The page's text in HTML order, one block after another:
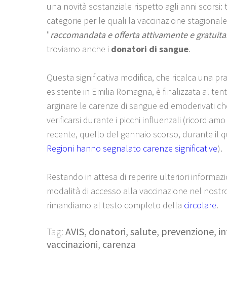
una novità sostanziale rispetto agli anni scorsi:
categorie per le quali la vaccinazione
"raccomandata e offerta attivamente e
troviamo anche i donatori di sangue.
Questa significativa modifica, che ricalca una
esistente in Emilia Romagna, è finalizzata al
arginare le carenze di sangue ed emoderivati
verificarsi durante i picchi influenzali
recente, quello del gennaio scorso, durante il
Regioni hanno segnalato carenze significative).
Restando in attesa di reperire ulteriori
modalità di accesso alla vaccinazione nel
rimandiamo al testo completo della circolare.
Tag: AVIS, donatori, salute, prevenzione,
vaccinazioni, carenza